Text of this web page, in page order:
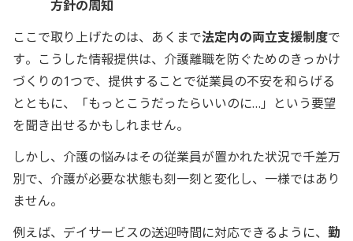
方針の周知
ここで取り上げたのは、あくまで法定内の両立支援制度で
す。こうした情報提供は、介護離職を防ぐためのきっかけ
づくりの1つで、提供することで従業員の不安を和らげる
とともに、「もっとこうだったらいいのに…」という要望
を聞き出せるかもしれません。
しかし、介護の悩みはその従業員が置かれた状況で千差万
別で、介護が必要な状態も刻一刻と変化し、一様ではあり
ません。
例えば、デイサービスの送迎時間に対応できるように、 勤